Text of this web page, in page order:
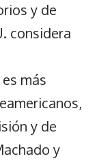
y de
considera
más
y de
y